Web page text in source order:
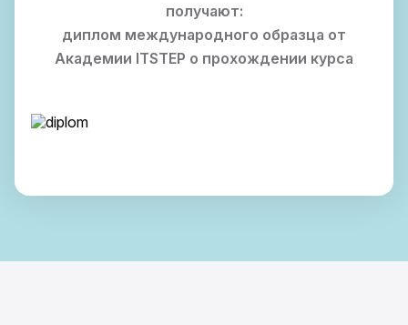
получают:
диплом международного образца от
Академии ITSTEP о прохождении курса